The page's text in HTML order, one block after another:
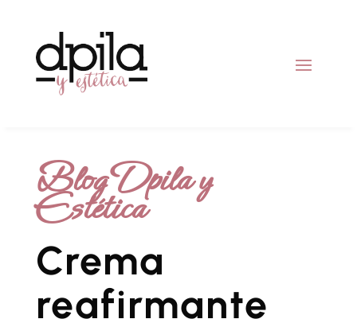
Blog Dpila y
Estética
Crema
reafirmante